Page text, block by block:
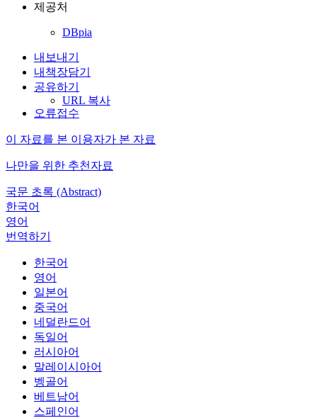
제공처
DBpia
내보내기
내책장담기
공유하기
URL 복사
오류접수
이 자료를 본 이용자가 본 자료
나만을 위한 추천자료
국문 초록 (Abstract)
한국어
영어
번역하기
한국어
영어
일본어
중국어
네덜란드어
독일어
러시아어
말레이시아어
벵골어
베트남어
스페인어